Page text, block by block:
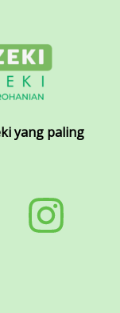
yang paling